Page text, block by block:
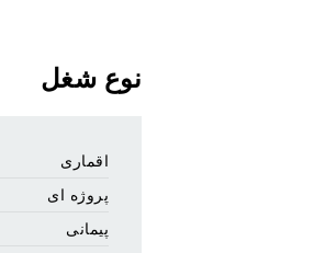
نوع شغل
اقماری
پروژه ای
پیمانی